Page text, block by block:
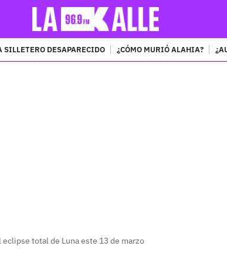
SILLETERO DESAPARECIDO ¿CÓMO MURIÓ ALAHIA?
total de Luna este 13 de marzo